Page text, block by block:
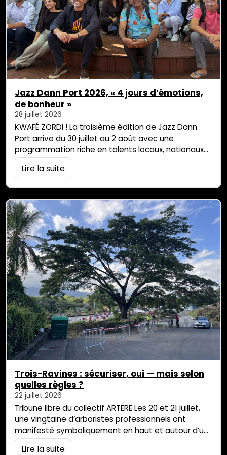
Jazz Dann Port 2026, « 4 jours d’émotions,
de bonheur »
28 juillet 2026
KWAFÉ ZORDI ! La troisième édition de Jazz Dann
Port arrive du 30 juillet au 2 août avec une
programmation riche en talents locaux, nationaux
et internationaux. Plus de 35 000 festivaliers sont
attendus sur les 41 concerts prévus, dont 31 d’entre
[…]
Lire la suite
Trois-Ravines : sécuriser, oui — mais selon
quelles règles ?
22 juillet 2026
Tribune libre du collectif ARTERE Les 20 et 21 juillet,
une vingtaine d’arboristes professionnels ont
manifesté symboliquement en haut et autour d’un
arbre à abattre à Saint-Louis. Notre collectif
Lire la suite